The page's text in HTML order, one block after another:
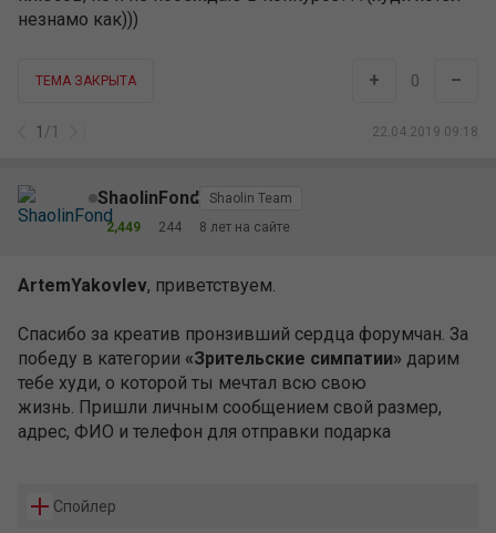
незнамо как)))
ТЕМА ЗАКРЫТА
1 /1 22.04.2019 09:18
+ 0 –
ShaolinFond
Shaolin Team
2,449
244 8 лет на сайте
ArtemYakovlev, приветствуем.
Спасибо за креатив пронзивший сердца форумчан. За
победу в категории «Зрительские симпатии» дарим
тебе худи, о которой ты мечтал всю свою
жизнь. Пришли личным сообщением свой размер,
адрес, ФИО и телефон для отправки подарка
Спойлер